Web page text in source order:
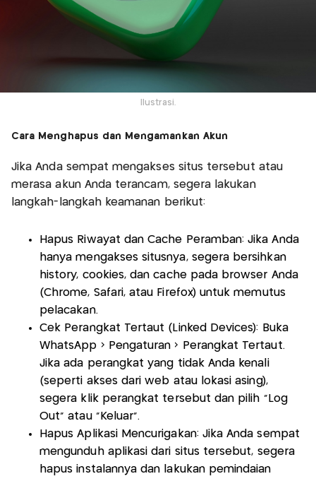
Ilustrasi.
Cara Menghapus dan Mengamankan Akun
Jika Anda sempat mengakses situs tersebut atau
merasa akun Anda terancam, segera lakukan
langkah-langkah keamanan berikut:
Hapus Riwayat dan Cache Peramban: Jika Anda
hanya mengakses situsnya, segera bersihkan
history, cookies, dan cache pada browser Anda
(Chrome, Safari, atau Firefox) untuk memutus
pelacakan.
Cek Perangkat Tertaut (Linked Devices): Buka
WhatsApp > Pengaturan > Perangkat Tertaut.
Jika ada perangkat yang tidak Anda kenali
(seperti akses dari web atau lokasi asing),
segera klik perangkat tersebut dan pilih "Log
Out" atau "Keluar".
Hapus Aplikasi Mencurigakan: Jika Anda sempat
mengunduh aplikasi dari situs tersebut, segera
hapus instalannya dan lakukan pemindaian